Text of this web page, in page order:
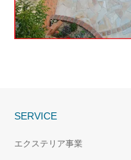
SERVICE
エクステリア事業